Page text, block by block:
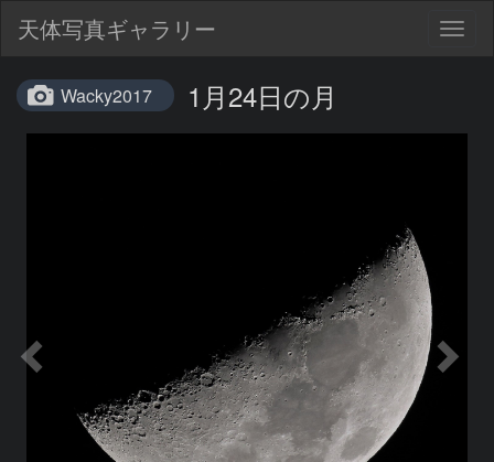
天体写真ギャラリー
Wacky2017 1月24日の月